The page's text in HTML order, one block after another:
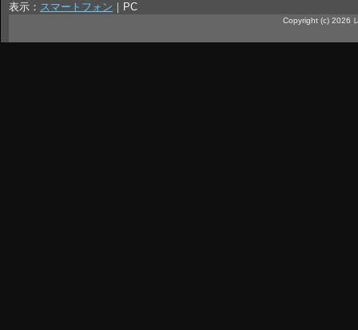
表示： スマートフォン ｜ PC
Copyright (c) 2026